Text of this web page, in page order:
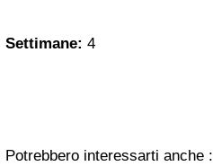
Settimane: 4
Potrebbero interessarti anche :